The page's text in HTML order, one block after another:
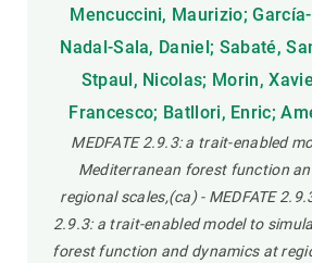
Mencuccini, Maurizio;
Nadal-Sala, Daniel; Sabaté,
Stpaul, Nicolas; Morin,
Francesco; Batllori, Enric;
MEDFATE 2.9.3: a trait-enabled
Mediterranean forest function
regional scales,(ca) - MEDFATE
2.9.3: a trait-enabled model to
forest function and dynamics at